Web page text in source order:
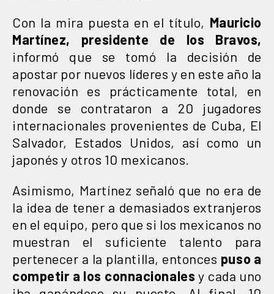
Con la mira puesta en el título, Mauricio
Martínez, presidente de los Bravos,
informó que se tomó la decisión de
apostar por nuevos líderes y en este año la
renovación es prácticamente total, en
donde se contrataron a 20 jugadores
internacionales provenientes de Cuba, El
Salvador, Estados Unidos, así como un
japonés y otros 10 mexicanos.
Asimismo, Martínez señaló que no era de
la idea de tener a demasiados extranjeros
en el equipo, pero que si los mexicanos no
muestran el suficiente talento para
pertenecer a la plantilla, entonces puso a
competir a los connacionales y cada uno